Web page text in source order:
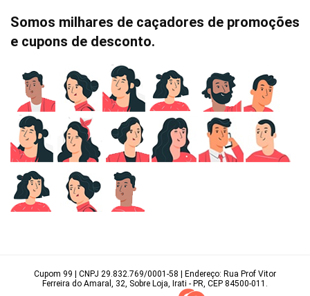
Somos milhares de caçadores de promoções
e cupons de desconto.
Cupom 99 | CNPJ 29.832.769/0001-58 | Endereço: Rua Prof Vitor
Ferreira do Amaral, 32, Sobre Loja, Irati - PR, CEP 84500-011.